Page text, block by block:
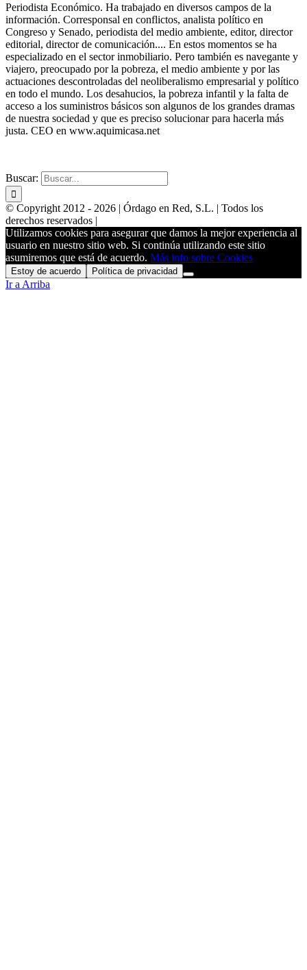
Periodista Económico. Ha trabajado en diversos campos de la
información. Corresponsal en conflictos, analista político en
Congreso y Senado, periodista del medio ambiente, editor, director
editorial, director de comunicación.... En estos momentos se ha
especializado en el sector inmobiliario. Pero también es navegante y
viajero, preocupado por la pobreza, el medio ambiente y por las
actuaciones descontroladas del neoliberalismo empresarial y político
en todo el mundo. Los desahucios, la pobreza infantil y la falta de
acceso a los suministros básicos son algunos de los grandes dramas
de nuestra sociedad y que es preciso solucionar para hacerla más
justa. CEO en www.aquimicasa.net
Buscar:
© Copyright 2012 - 2026 | Órdago en Red, S.L. | Todos los
derechos reservados |
Utilizamos cookies para asegurar que damos la mejor experiencia al
usuario en nuestro sitio web. Si continúa utilizando este sitio
asumiremos que está de acuerdo. Más info sobre Cookies
Estoy de acuerdo Política de privacidad
Ir a Arriba